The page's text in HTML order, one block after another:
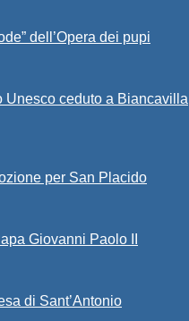
dell’Opera dei pupi
Unesco ceduto a Biancavilla
per San Placido
Giovanni Paolo II
di Sant’Antonio